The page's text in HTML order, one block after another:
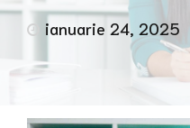
ianuarie 24, 2025